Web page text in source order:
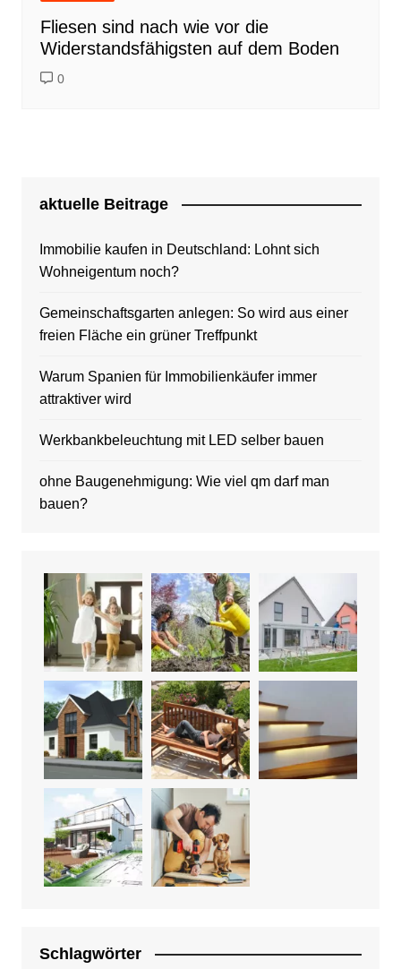
Fliesen sind nach wie vor die
Widerstandsfähigsten auf dem Boden
0
aktuelle Beitrage
Immobilie kaufen in Deutschland: Lohnt sich
Wohneigentum noch?
Gemeinschaftsgarten anlegen: So wird aus einer
freien Fläche ein grüner Treffpunkt
Warum Spanien für Immobilienkäufer immer
attraktiver wird
Werkbankbeleuchtung mit LED selber bauen
ohne Baugenehmigung: Wie viel qm darf man
bauen?
Schlagwörter